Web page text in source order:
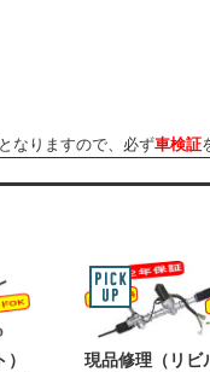
なりますので、必ず車検証
現品修理（リビ